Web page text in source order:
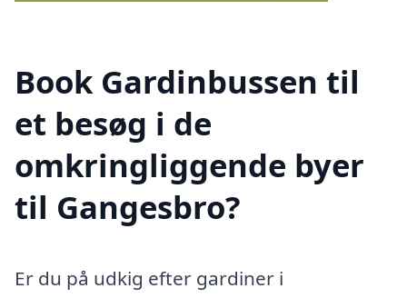
Book Gardinbussen til
et besøg i de
omkringliggende byer
til Gangesbro?
Er du på udkig efter gardiner i